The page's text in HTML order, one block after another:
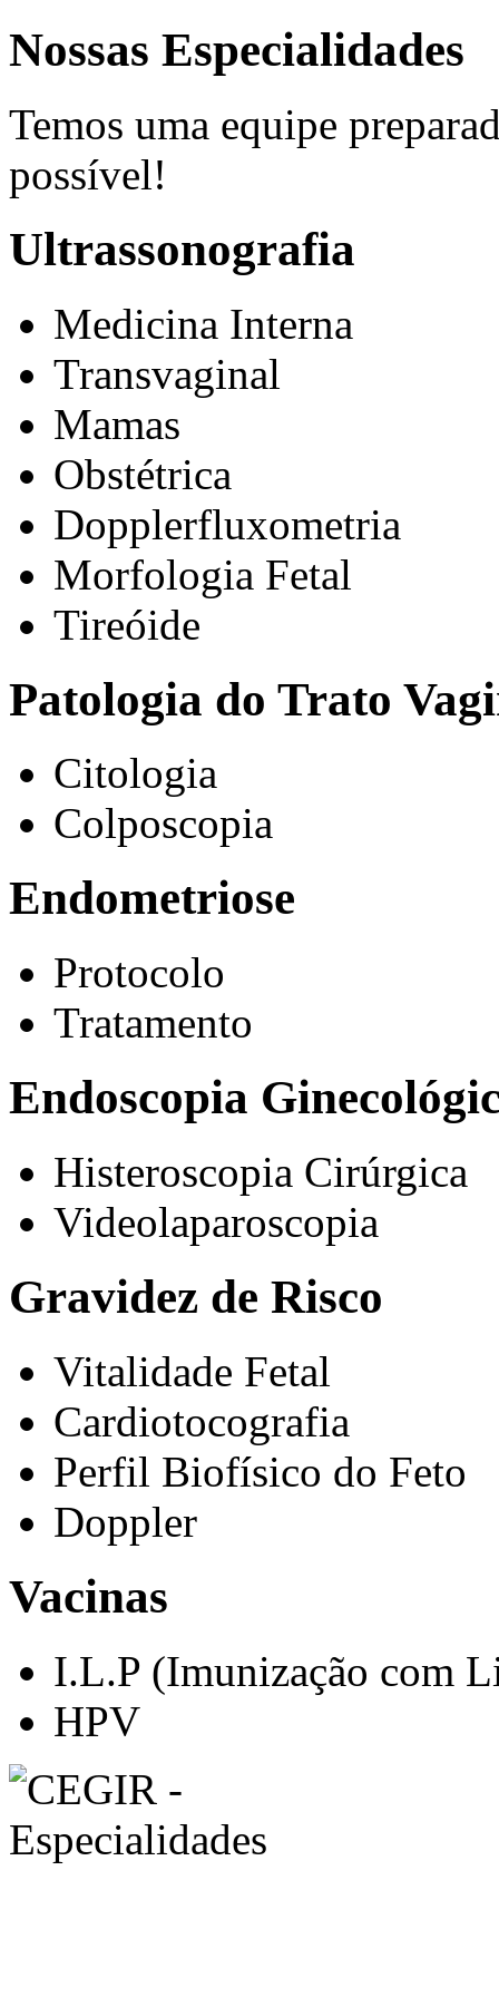
Nossas Especialidades
Temos uma equipe
possível!
Ultrassonografia
Medicina Interna
Transvaginal
Mamas
Obstétrica
Dopplerfluxometria
Morfologia Fetal
Tireóide
Patologia do Trato
Citologia
Colposcopia
Endometriose
Protocolo
Tratamento
Endoscopia
Histeroscopia Cirúrgica
Videolaparoscopia
Gravidez de Risco
Vitalidade Fetal
Cardiotocografia
Perfil Biofísico do Feto
Doppler
Vacinas
I.L.P (Imunização com
HPV